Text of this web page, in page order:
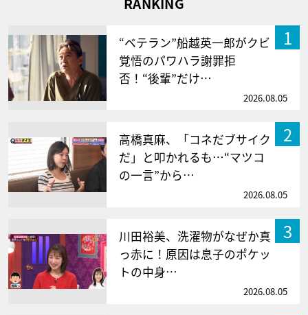
1
“ベテラン”船越英一郎がクビ
覚悟のパワハラ謝罪拒
否！“後輩”だけ…
2026.08.05
2
高橋真麻、「コネだブサイク
だ」と叩かれるも…“マツコ
の一言”から…
2026.08.05
3
川田裕美、洗濯物がなぜか真
っ赤に！原因は息子のポケッ
トの中身…
2026.08.05